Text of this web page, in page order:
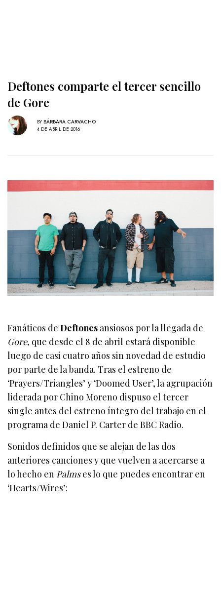
Deftones comparte el tercer sencillo
de Gore
BY BÁRBARA CARVACHO
4 DE ABRIL DE 2016
Fanáticos deDeftones ansiosos por la llegada de
Gore, que desde el 8 de abril estará disponible
luego de casi cuatro años sin novedad de estudio
por parte de la banda. Tras el estreno de
‘Prayers/Triangles’ y ‘Doomed User’, la agrupación
liderada por Chino Moreno dispuso el tercer
single antes del estreno íntegro del trabajo en el
programa de Daniel P. Carter de BBC Radio.
Sonidos definidos que se alejan de las dos
anteriores canciones y que vuelven a acercarse a
lo hecho en Palmses lo que puedes encontrar en
‘Hearts/Wires’: